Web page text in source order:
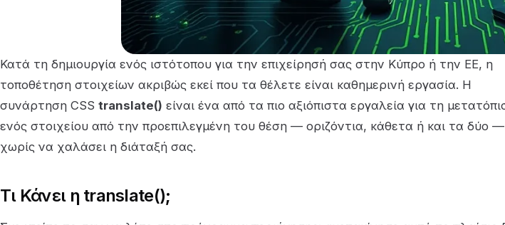
Κατά τη δημιουργία ενός ιστότοπου για την επιχείρησή σας στην Κύπρο ή την ΕΕ, η
τοποθέτηση στοιχείων ακριβώς εκεί που τα θέλετε είναι καθημερινή εργασία. Η
συνάρτηση CSS translate() είναι ένα από τα πιο αξιόπιστα εργαλεία για τη
ενός στοιχείου από την προεπιλεγμένη του θέση — οριζόντια, κάθετα ή και τα δύο —
χωρίς να χαλάσει η διάταξή σας.
Τι Κάνει η translate();